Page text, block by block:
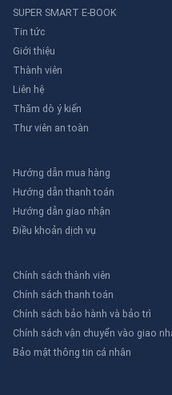
SUPER SMART E-BOOK
Tin tức
Giới thiệu
Thành viên
Liên hệ
Thăm dò ý kiến
Thư viên an toàn
Hướng dẫn mua hàng
Hướng dẫn thanh toán
Hướng dẫn giao nhận
Điều khoản dịch vụ
Chính sách thành viên
Chính sách thanh toán
Chính sách bảo hành và bảo trì
Chính sách vận chuyển vào giao
Bảo mật thông tin cá nhân